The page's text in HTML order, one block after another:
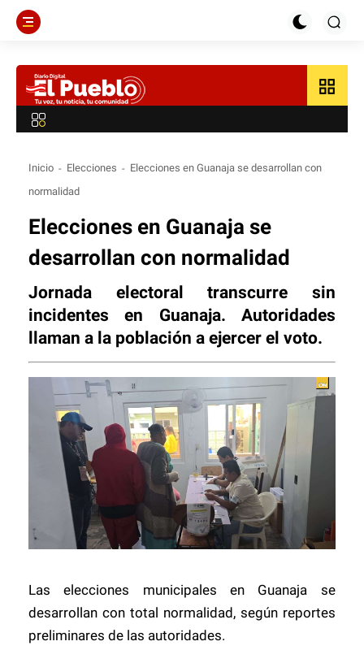
grid_view
Inicio Elecciones
Elecciones en Guanaja se desarrollan con
normalidad
Elecciones en Guanaja se
desarrollan con normalidad
Jornada electoral transcurre sin
incidentes en Guanaja. Autoridades
llaman a la población a ejercer el voto.
Las elecciones municipales en Guanaja se
desarrollan con total normalidad, según reportes
preliminares de las autoridades.